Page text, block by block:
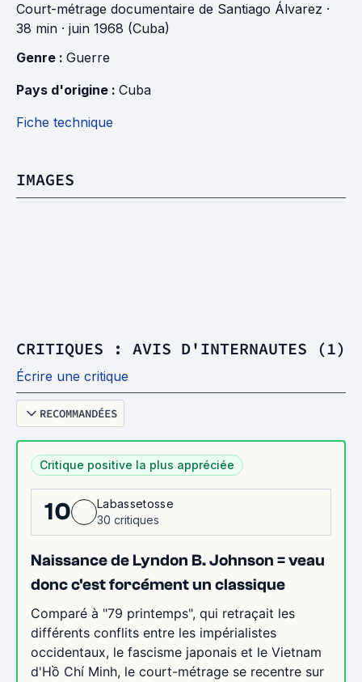
Court-métrage documentaire de Santiago Álvarez ·
38 min · juin 1968 (Cuba)
Genre : Guerre
Pays d'origine : Cuba
Fiche technique
IMAGES
CRITIQUES : AVIS D'INTERNAUTES (1)
Écrire une critique
RECOMMANDÉES
Critique positive la plus appréciée
10
Labassetosse
30 critiques
Naissance de Lyndon B. Johnson = veau
donc c'est forcément un classique
Comparé à "79 printemps", qui retraçait les
différents conflits entre les impérialistes
occidentaux, le fascisme japonais et le Vietnam
d'Hồ Chí Minh, le court-métrage se recentre sur